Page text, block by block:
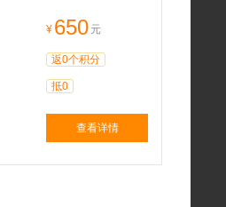
¥ 650 元
返0个积分
抵0
查看详情